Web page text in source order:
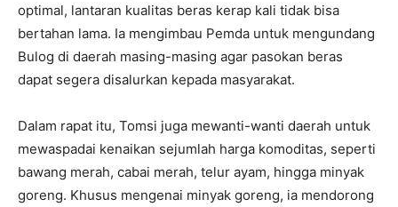
optimal, lantaran kualitas beras kerap kali tidak bisa
bertahan lama. Ia mengimbau Pemda untuk mengundang
Bulog di daerah masing-masing agar pasokan beras
dapat segera disalurkan kepada masyarakat.
Dalam rapat itu, Tomsi juga mewanti-wanti daerah untuk
mewaspadai kenaikan sejumlah harga komoditas, seperti
bawang merah, cabai merah, telur ayam, hingga minyak
goreng. Khusus mengenai minyak goreng, ia mendorong